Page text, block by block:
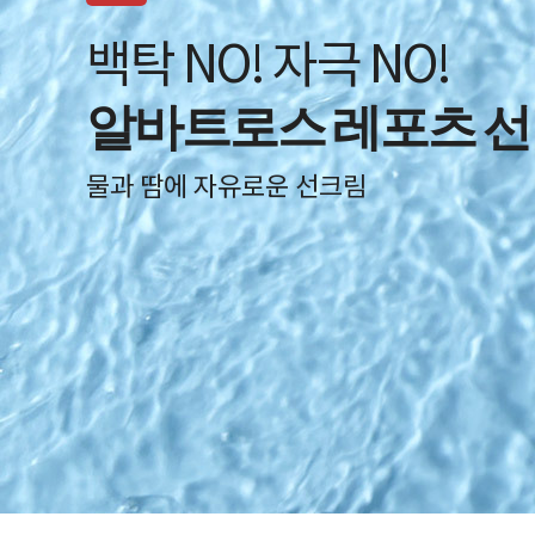
산뜻하고 프레쉬하게
스카이맨 하이엔드
남성을 위한 고품격 스킨케어